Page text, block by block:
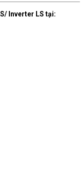
Inverter LS tại: